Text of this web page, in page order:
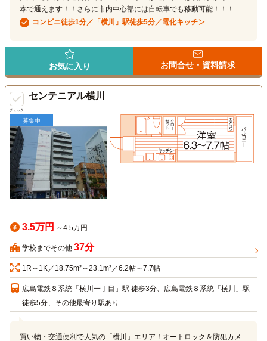
本で通えます！！さらに市内中心部には自転車でも移動可能！！！
コンビニ徒歩1分／「横川」駅徒歩5分／電化キッチン
お気に入り お問合せ・資料請求
チェック
センテニアル横川
募集中
3.5万円 ～4.5万円
学校までその他 37分
1R～1K／18.75m²～23.1m²／6.2帖～7.7帖
広島電鉄８系統「横川一丁目」駅 徒歩3分、広島電鉄８系統「横川」駅
徒歩5分、その他最寄り駅あり
買い物・交通便利で人気の「横川」エリア！オートロック＆防犯カメ